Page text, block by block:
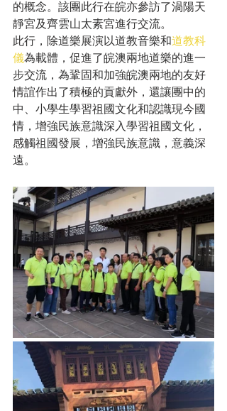
的概念。該團此行在皖亦參訪了渦陽天
靜宮及齊雲山太素宮進行交流。
此行，除道樂展演以道教音樂和道教科
儀為載體，促進了皖澳兩地道樂的進一
步交流，為鞏固和加強皖澳兩地的友好
情誼作出了積極的貢獻外，還讓團中的
中、小學生學習祖國文化和認識現今國
情，增強民族意識深入學習祖國文化，
感觸祖國發展，增強民族意識，意義深
遠。